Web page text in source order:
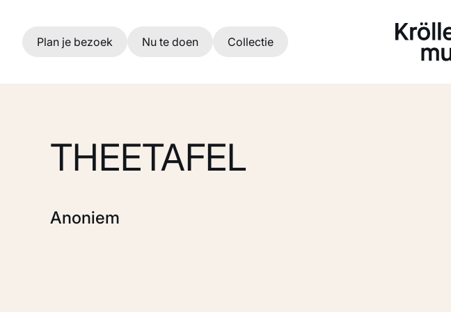
Ga naar hoofdinhoud
Plan je bezoek Nu te doen Collectie
THEETAFEL
Anoniem